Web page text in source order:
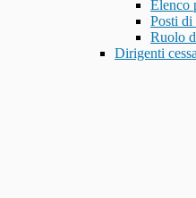
Elenco
Posti
Ruolo
Dirigenti